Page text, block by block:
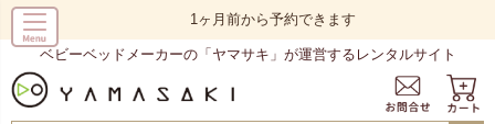
1ヶ月前から予約できます
ベビーベッドメーカーの「ヤマサキ」が運営するレンタルサイト